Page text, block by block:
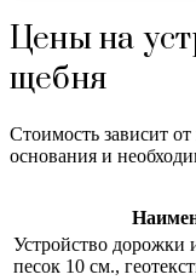
Цены на
щебня
Стоимость зависит
основания и
Устройство дорожки
песок 10 см.,